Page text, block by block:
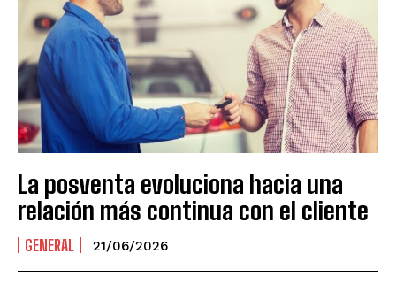
La posventa evoluciona hacia una
relación más continua con el cliente
GENERAL 21/06/2026